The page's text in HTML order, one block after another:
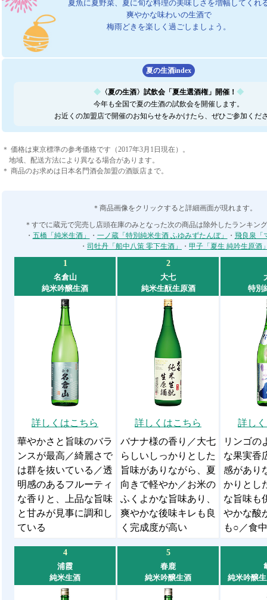
夏魚に夏野菜、夏に旬な料理の美味しさを増幅してくれ
爽やかな味わいの生酒で
梅雨どきを楽しく過ごしましょう。
夏の生酒index
◆ 〈夏の生酒〉試飲会「夏生選酒権」開催！ ◆
今年も全国で夏の生酒の試飲会を開催します。
お近くの加盟店で開催のお知らせをみかけたら、ぜひご参加くだ
＊ 価格は東京標準の参考価格です（2017年3月1日現在）。
地域、配送方法により異なる場合があります。
＊ 商品のお求めは日本名門酒会加盟の酒販店まで。
＊商品画像をクリックすると詳細画面が現れます。
＊すでに蔵元で完売し店頭在庫のみとなった次の商品は除外したランキン
・ 五橋「純米生酒」 ・ 一ノ蔵「特別純米生酒 ふゆみずたんぼ」 ・ 飛良泉「
・ 司牡丹「船中八策 零下生酒」 ・ 甲子「夏生 純吟生原酒
1
名倉山
純米吟醸生酒
詳しくはこちら
華やかさと旨味のバラ
ンスが最高／綺麗さで
は群を抜いている／透
明感のあるフルーティ
な香りと、上品な旨味
と甘みが見事に調和し
ている
2
大七
純米生酛生原酒
詳しくはこちら
バナナ様の香り／大七
らしいしっかりとした
旨味がありながら、夏
向きで軽やか／お米の
ふくよかな旨味あり、
爽やかな後味キレも良
く完成度が高い
特別
詳し
リンゴの
な果実香
感があり
かりとし
な旨味も
やかな酸
も○／食
4
浦霞
純米生酒
5
春鹿
純米吟醸生酒
純米吟醸